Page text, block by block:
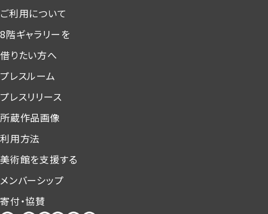
ご利用について
8階ギャラリーを
借りたい方へ
プレスルーム
プレスリリース
所蔵作品画像
利用方法
美術館を支援する
メンバーシップ
寄付・協賛